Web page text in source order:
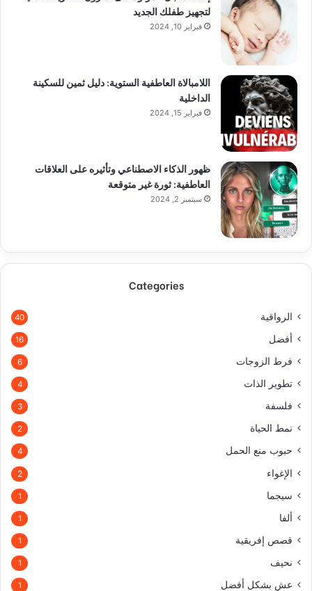
لتجهيز طفلك الجديد
فبراير 10, 2024
اللامبالاة العاطفية الستوية: دليل ثمين للسكينة
الداخلية
فبراير 15, 2024
ظهور الذكاء الاصطناعي وتأثيره على العلاقات
العاطفية: ثورة غير متوقعة
سبتمبر 2, 2024
Categories
الرواقية 40
أفضل 16
فرط الزوجات 6
تطوير الذات 4
فلسفة 3
نمط الحياة 2
حبوب منع الحمل 4
الإغواء 2
سيجما 1
ألفا 1
قصص إفريقية 1
نحيف 1
عش بشكل أفضل 1